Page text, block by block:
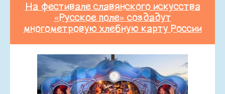
На фестивале славянского искусства
«Русское поле» создадут
многометровую хлебную карту России